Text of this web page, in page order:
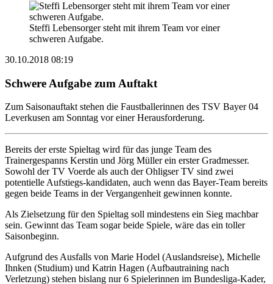
Steffi Lebensorger steht mit ihrem Team vor einer
schweren Aufgabe.
30.10.2018 08:19
Schwere Aufgabe zum Auftakt
Zum Saisonauftakt stehen die Faustballerinnen des TSV Bayer 04
Leverkusen am Sonntag vor einer Herausforderung.
Bereits der erste Spieltag wird für das junge Team des
Trainergespanns Kerstin und Jörg Müller ein erster Gradmesser.
Sowohl der TV Voerde als auch der Ohligser TV sind zwei
potentielle Aufstiegs-kandidaten, auch wenn das Bayer-Team bereits
gegen beide Teams in der Vergangenheit gewinnen konnte.
Als Zielsetzung für den Spieltag soll mindestens ein Sieg machbar
sein. Gewinnt das Team sogar beide Spiele, wäre das ein toller
Saisonbeginn.
Aufgrund des Ausfalls von Marie Hodel (Auslandsreise), Michelle
Ihnken (Studium) und Katrin Hagen (Aufbautraining nach
Verletzung) stehen bislang nur 6 Spielerinnen im Bundesliga-Kader,